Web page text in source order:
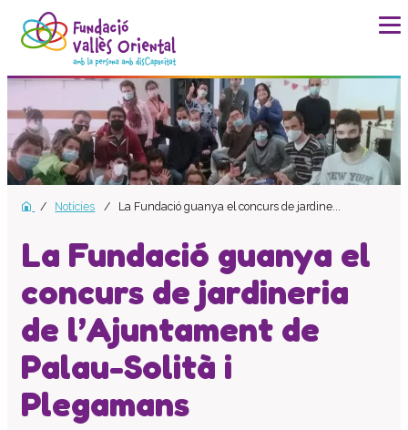
La fundació
Història
Missió, visió i valors
Distincions i entitats
Model de qualitat
Revista Batec
Memòries
Documents
Transparència
Pla estratègic
Impacte social
Notícies La Fundació guanya el concurs de jardine...
La Fundació guanya el
concurs de jardineria
de l’Ajuntament de
Palau-Solità i
Plegamans